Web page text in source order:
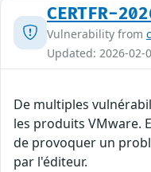
CERTFR-
Vulnerability from
Updated: 2026-02-
De multiples
les produits VMware.
de provoquer un
par l'éditeur.